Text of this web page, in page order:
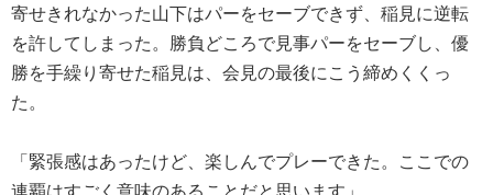
寄せきれなかった山下はパーをセーブできず、稲見に逆転
を許してしまった。勝負どころで見事パーをセーブし、優
勝を手繰り寄せた稲見は、会見の最後にこう締めくくっ
た。
「緊張感はあったけど、楽しんでプレーできた。ここでの
連覇はすごく意味のあることだと思います」